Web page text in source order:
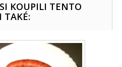
KOUPILI TENTO
TAKÉ: